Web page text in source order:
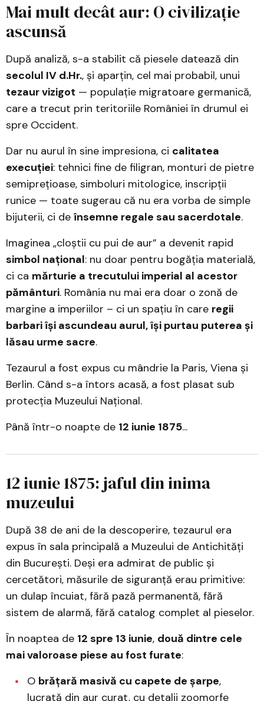
Mai mult decât aur: O civilizație
ascunsă
După analiză, s-a stabilit că piesele datează din
secolul IV d.Hr., și aparțin, cel mai probabil, unui
tezaur vizigot — populație migratoare germanică,
care a trecut prin teritoriile României în drumul ei
spre Occident.
Dar nu aurul în sine impresiona, ci calitatea
execuției: tehnici fine de filigran, monturi de pietre
semiprețioase, simboluri mitologice, inscripții
runice — toate sugerau că nu era vorba de simple
bijuterii, ci de însemne regale sau sacerdotale.
Imaginea „cloștii cu pui de aur” a devenit rapid
simbol național: nu doar pentru bogăția materială,
ci ca mărturie a trecutului imperial al acestor
pământuri. România nu mai era doar o zonă de
margine a imperiilor – ci un spațiu în care regii
barbari își ascundeau aurul, își purtau puterea și
lăsau urme sacre.
Tezaurul a fost expus cu mândrie la Paris, Viena și
Berlin. Când s-a întors acasă, a fost plasat sub
protecția Muzeului Național.
Până într-o noapte de 12 iunie 1875...
12 iunie 1875: jaful din inima
muzeului
După 38 de ani de la descoperire, tezaurul era
expus în sala principală a Muzeului de Antichități
din București. Deși era admirat de public și
cercetători, măsurile de siguranță erau primitive:
un dulap încuiat, fără pază permanentă, fără
sistem de alarmă, fără catalog complet al pieselor.
În noaptea de 12 spre 13 iunie, două dintre cele
mai valoroase piese au fost furate:
O brățară masivă cu capete de șarpe,
lucrată din aur curat, cu detalii zoomorfe